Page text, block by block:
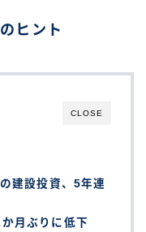
ヒント
CLOSE
建設投資、5年連
月ぶりに低下